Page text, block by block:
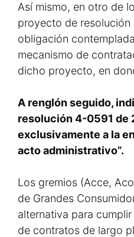
Así mismo, en otro de
proyecto de resolución
obligación
mecanismo de
dicho proyecto, en
A renglón seguido,
resolución 4-0591 de
exclusivamente a la
acto administrativo”.
Los gremios (Acce,
de Grandes
alternativa para
de contratos de largo